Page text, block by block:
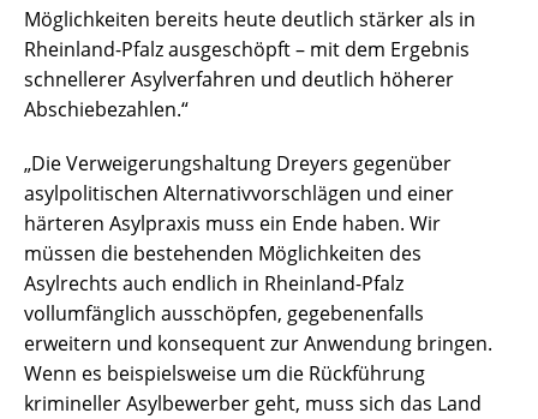
Möglichkeiten bereits heute deutlich stärker als in
Rheinland-Pfalz ausgeschöpft – mit dem Ergebnis
schnellerer Asylverfahren und deutlich höherer
Abschiebezahlen.“
„Die Verweigerungshaltung Dreyers gegenüber
asylpolitischen Alternativvorschlägen und einer
härteren Asylpraxis muss ein Ende haben. Wir
müssen die bestehenden Möglichkeiten des
Asylrechts auch endlich in Rheinland-Pfalz
vollumfänglich ausschöpfen, gegebenenfalls
erweitern und konsequent zur Anwendung bringen.
Wenn es beispielsweise um die Rückführung
krimineller Asylbewerber geht, muss sich das Land